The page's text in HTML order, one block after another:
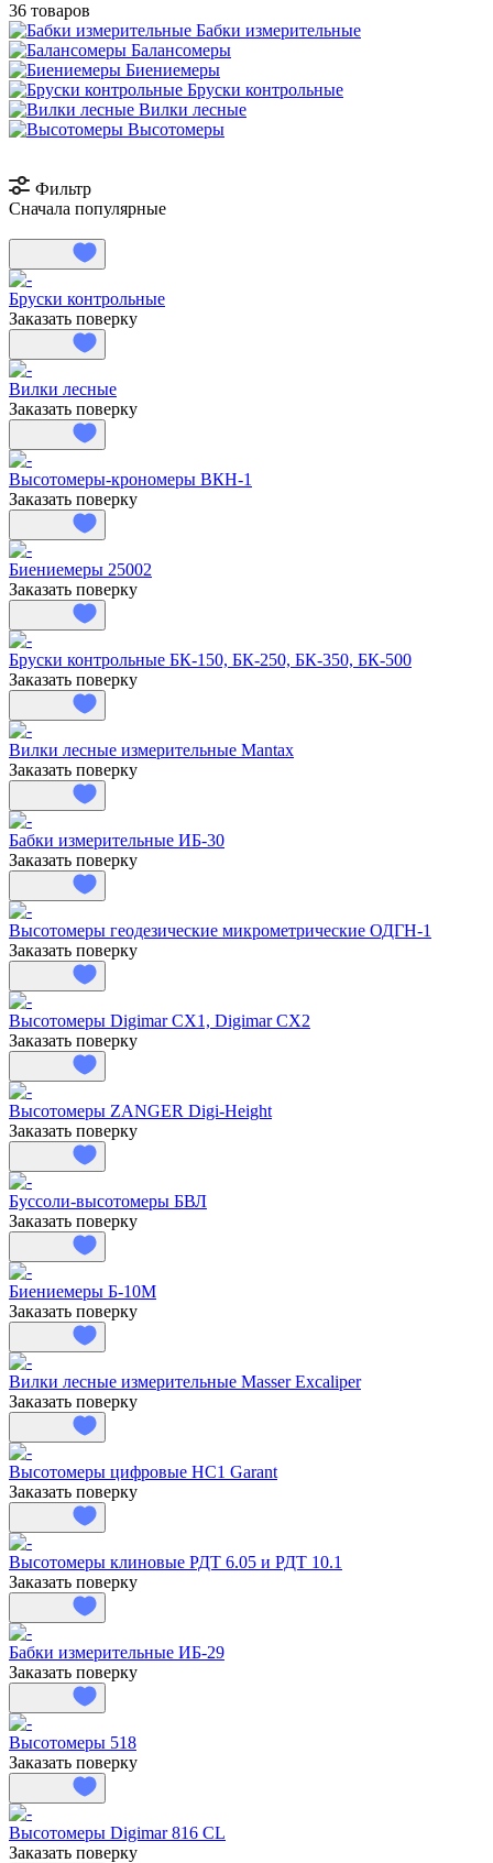
36 товаров
Бабки измерительные
Балансомеры
Биениемеры
Бруски контрольные
Вилки лесные
Высотомеры
Фильтр
Сначала популярные
Бруски контрольные
Заказать поверку
Вилки лесные
Заказать поверку
Высотомеры-крономеры ВКН-1
Заказать поверку
Биениемеры 25002
Заказать поверку
Бруски контрольные БК-150, БК-250, БК-350, БК-500
Заказать поверку
Вилки лесные измерительные Mantax
Заказать поверку
Бабки измерительные ИБ-30
Заказать поверку
Высотомеры геодезические микрометрические ОДГН-1
Заказать поверку
Высотомеры Digimar CX1, Digimar CX2
Заказать поверку
Высотомеры ZANGER Digi-Height
Заказать поверку
Буссоли-высотомеры БВЛ
Заказать поверку
Биениемеры Б-10М
Заказать поверку
Вилки лесные измерительные Masser Excaliper
Заказать поверку
Высотомеры цифровые HC1 Garant
Заказать поверку
Высотомеры клиновые РДТ 6.05 и РДТ 10.1
Заказать поверку
Бабки измерительные ИБ-29
Заказать поверку
Высотомеры 518
Заказать поверку
Высотомеры Digimar 816 CL
Заказать поверку